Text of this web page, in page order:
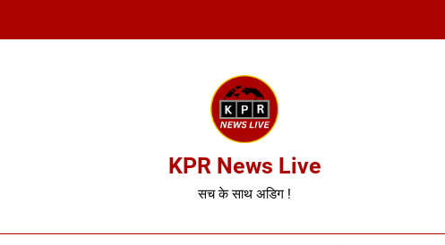
KPR News Live
सच के साथ अडिग !